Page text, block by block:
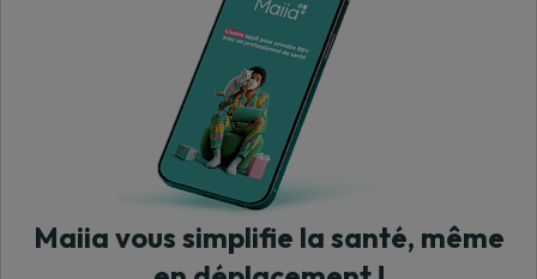
paramédical
A propos de nous
Maiia vous simplifie la santé, même